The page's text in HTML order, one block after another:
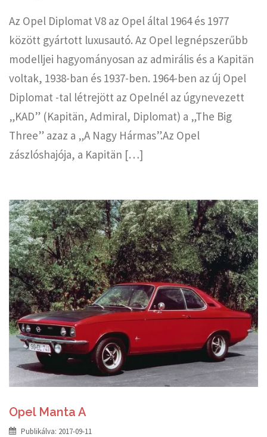
Az Opel Diplomat V8 az Opel által 1964 és 1977
között gyártott luxusautó. Az Opel legnépszerűbb
modelljei hagyományosan az admirális és a Kapitän
voltak, 1938-ban és 1937-ben. 1964-ben az új Opel
Diplomat -tal létrejött az Opelnél az úgynevezett
„KAD” (Kapitän, Admiral, Diplomat) a „The Big
Three” azaz a „A Nagy Hármas”.Az Opel
zászlóshajója, a Kapitän […]
Opel Manta A
Publikálva: 2017-09-11